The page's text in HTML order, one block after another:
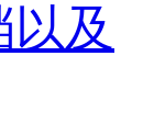
及